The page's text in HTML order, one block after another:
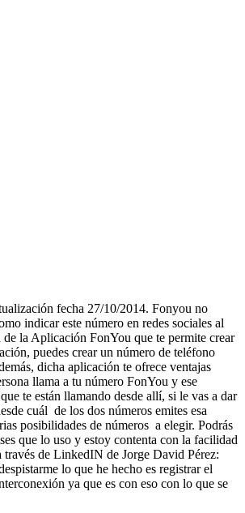
fecha 27/10/2014. Fonyou no
indicar este número en redes sociales al
la Aplicación FonYou que te permite crear
puedes crear un número de teléfono
dicha aplicación te ofrece ventajas
llama a tu número FonYou y ese
te están llamando desde allí, si le vas a dar
cuál de los dos números emites esa
posibilidades de números a elegir. Podrás
que lo uso y estoy contenta con la facilidad
de LinkedIN de Jorge David Pérez:
lo que he hecho es registrar el
ya que es con eso con lo que se